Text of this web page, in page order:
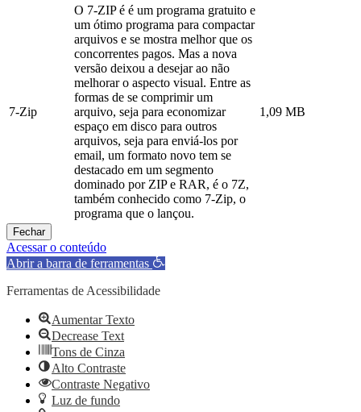
7-Zip
O 7-ZIP é é um programa gratuito e
um ótimo programa para compactar
arquivos e se mostra melhor que os
concorrentes pagos. Mas a nova
versão deixou a desejar ao não
melhorar o aspecto visual. Entre as
formas de se comprimir um
arquivo, seja para economizar
espaço em disco para outros
arquivos, seja para enviá-los por
email, um formato novo tem se
destacado em um segmento
dominado por ZIP e RAR, é o 7Z,
também conhecido como 7-Zip, o
programa que o lançou.
1,09 MB
Fechar
Acessar o conteúdo
Abrir a barra de ferramentas
Ferramentas de Acessibilidade
Aumentar Texto
Decrease Text
Tons de Cinza
Alto Contraste
Contraste Negativo
Luz de fundo